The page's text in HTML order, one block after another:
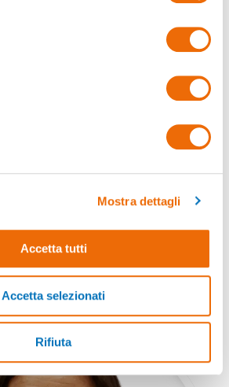
Mostra dettagli
Accetta tutti
Accetta selezionati
Rifiuta
Lucrezia Casarotto
Tutor ITS